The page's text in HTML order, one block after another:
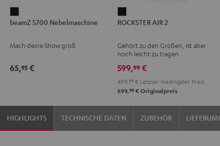
S700
Schwarz
beamZ S700 Nebelmaschine
Mach deine Show groß
65,95 €
AIR
Schwarz
ROCKSTER AIR 2
Gehört zu den Großen, ist aber
noch leicht zu tragen
599,99 €
499, 99 € Letzter niedrigster Preis
699,99 € Originalpreis
HIGHLIGHTS TECHNISCHE DATEN ZUBEHÖR